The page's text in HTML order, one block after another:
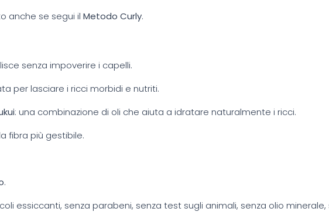
anche se segui il Metodo Curly.
senza impoverire i capelli.
per lasciare i ricci morbidi e nutriti.
: una combinazione di oli che aiuta a idratare naturalmente i ricci.
fibra più gestibile.
.
essiccanti, senza parabeni, senza test sugli animali, senza olio